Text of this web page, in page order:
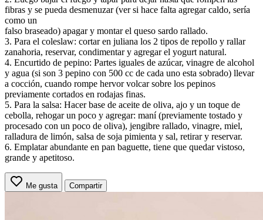
fibras y se pueda desmenuzar (ver si hace falta agregar caldo, sería
como un
falso braseado) apagar y montar el queso sardo rallado.
3. Para el coleslaw: cortar en juliana los 2 tipos de repollo y rallar
zanahoria, reservar, condimentar y agregar el yogurt natural.
4. Encurtido de pepino: Partes iguales de azúcar, vinagre de alcohol
y agua (si son 3 pepino con 500 cc de cada uno esta sobrado) llevar
a cocción, cuando rompe hervor volcar sobre los pepinos
previamente cortados en rodajas finas.
5. Para la salsa: Hacer base de aceite de oliva, ajo y un toque de
cebolla, rehogar un poco y agregar: maní (previamente tostado y
procesado con un poco de oliva), jengibre rallado, vinagre, miel,
ralladura de limón, salsa de soja pimienta y sal, retirar y reservar.
6. Emplatar abundante en pan baguette, tiene que quedar vistoso,
grande y apetitoso.
Me gusta Compartir